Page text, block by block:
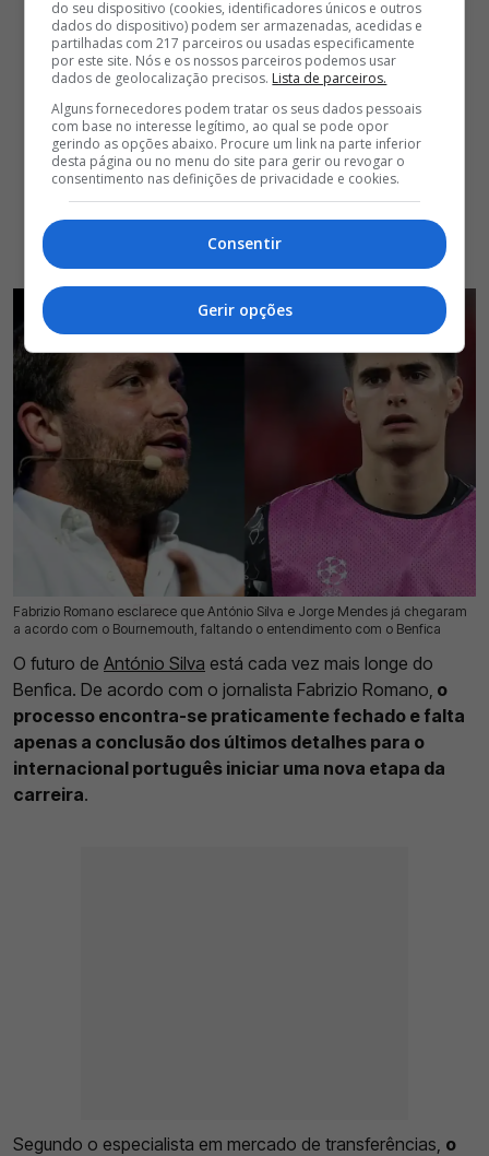
Fabrizio Romano esclarece que António Silva e Jorge Mendes já chegaram
a acordo com o Bournemouth, faltando o entendimento com o Benfica
21 Jul 2026 | 11:46 | 0
O futuro de António Silva está cada vez mais longe do
Benfica. De acordo com o jornalista Fabrizio Romano, o
processo encontra-se praticamente fechado e falta
apenas a conclusão dos últimos detalhes para o
internacional português iniciar uma nova etapa da
carreira.
Segundo o especialista em mercado de transferências, o
do seu dispositivo (cookies, identificadores únicos e outros
dados do dispositivo) podem ser armazenadas, acedidas e
partilhadas com 217 parceiros ou usadas especificamente
por este site. Nós e os nossos parceiros podemos usar
dados de geolocalização precisos. Lista de parceiros.
Alguns fornecedores podem tratar os seus dados pessoais
com base no interesse legítimo, ao qual se pode opor
gerindo as opções abaixo. Procure um link na parte inferior
desta página ou no menu do site para gerir ou revogar o
consentimento nas definições de privacidade e cookies.
Consentir
Gerir opções